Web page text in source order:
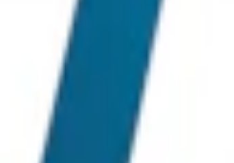
xylitol, förtjockningsmedel,